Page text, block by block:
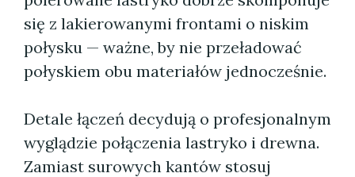
się z lakierowanymi frontami o niskim
połysku — ważne, by nie przeładować
połyskiem obu materiałów jednocześnie.
Detale łączeń decydują o profesjonalnym
wyglądzie połączenia lastryko i drewna.
Zamiast surowych kantów stosuj